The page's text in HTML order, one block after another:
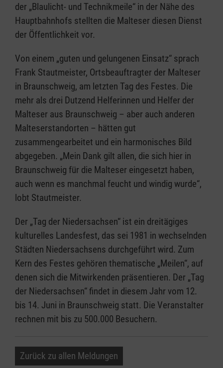
der „Blaulicht- und Technikmeile“ in der Nähe des
Hauptbahnhofs stellten die Malteser diesen Dienst
der Öffentlichkeit vor.
Von einem „guten und gelungenen Einsatz“ sprach
Frank Stautmeister, Ortsbeauftragter der Malteser
in Braunschweig, am letzten Tag des Festes. Die
mehr als drei Dutzend Helferinnen und Helfer der
Malteser aus Braunschweig – aber auch anderen
Malteserstandorten – hätten gut
zusammengearbeitet und ein harmonisches Bild
abgegeben. „Mein Dank gilt allen, die sich hier in
Braunschweig für die Malteser eingesetzt haben,
auch wenn es manchmal feucht und windig wurde“,
lobt Stautmeister.
Der „Tag der Niedersachsen“ ist ein dreitägiges
kulturelles Landesfest, das sei 1981 in wechselnden
Städten Niedersachsens durchgeführt wird. Zum
Kern des Festes gehören thematische „Meilen“, auf
denen sich die Mitwirkenden präsentieren. Der „Tag
der Niedersachsen“ findet in diesem Jahr vom 12.
bis 14. Juni in Braunschweig statt. Die Veranstalter
rechnen mit bis zu 500.000 Besuchern.
Zurück zu allen Meldungen